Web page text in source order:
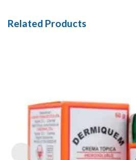
Related Products